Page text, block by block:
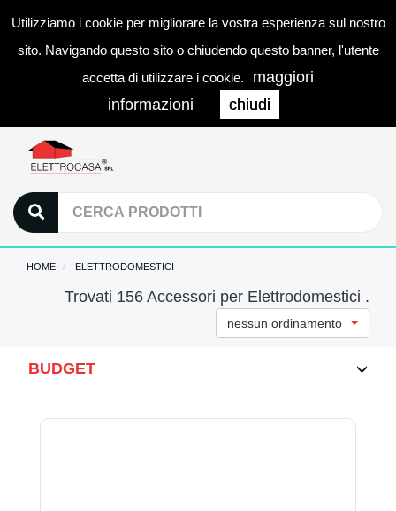
Utilizziamo i cookie per migliorare la vostra esperienza sul nostro
sito. Navigando questo sito o chiudendo questo banner, l'utente
accetta di utilizzare i cookie.
maggiori
informazioni
chiudi
0
HOME ELETTRODOMESTICI
Trovati 156 Accessori per Elettrodomestici .
nessun ordinamento
BUDGET